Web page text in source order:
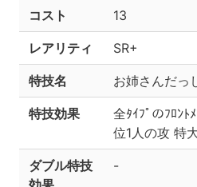
コスト 13
レアリティ SR+
特技名 お姉さんだっ
特技効果
全ﾀｲﾌﾟのﾌﾛﾝﾄ
位1人の攻 特
ダブル特技
-